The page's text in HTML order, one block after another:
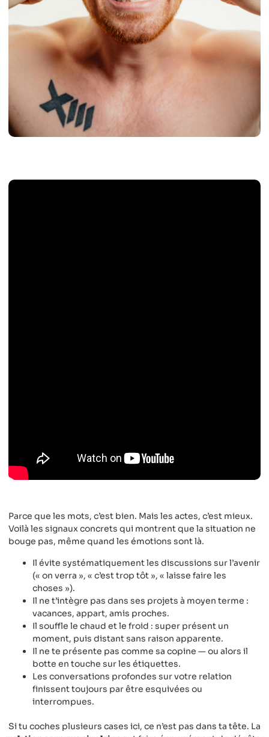
Parce que les mots, c’est bien. Mais les actes, c’est mieux.
Voilà les signaux concrets qui montrent que la situation ne
bouge pas, même quand les émotions sont là.
Il évite systématiquement les discussions sur l’avenir
(« on verra », « c’est trop tôt », « laisse faire les
choses »).
Il ne t’intègre pas dans ses projets à moyen terme :
vacances, appart, amis proches.
Il souffle le chaud et le froid : super présent un
moment, puis distant sans raison apparente.
Il ne te présente pas comme sa copine — ou alors il
botte en touche sur les étiquettes.
Les conversations profondes sur votre relation
finissent toujours par être esquivées ou
interrompues.
Si tu coches plusieurs cases ici, ce n’est pas dans ta tête. La